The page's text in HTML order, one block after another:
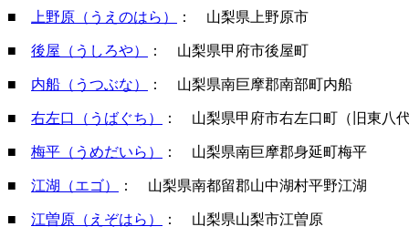
■ 上野原（うえのはら） ： 山梨県上野原市
■ 後屋（うしろや） ： 山梨県甲府市後屋町
■ 内船（うつぶな） ： 山梨県南巨摩郡南部町内船
■ 右左口（うばぐち） ： 山梨県甲府市右左口町（旧東八代
■ 梅平（うめだいら） ： 山梨県南巨摩郡身延町梅平
■ 江湖（エゴ） ： 山梨県南都留郡山中湖村平野江湖
■ 江曽原（えぞはら） ： 山梨県山梨市江曽原